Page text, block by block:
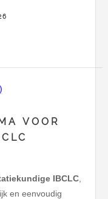
VOOR
IBCLC
en eenvoudig